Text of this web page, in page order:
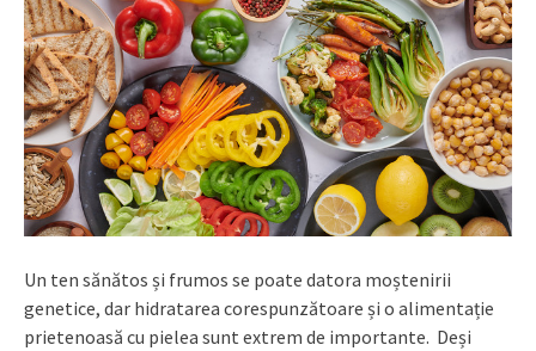
Un ten sănătos și frumos se poate datora moștenirii
genetice, dar hidratarea corespunzătoare și o alimentație
prietenoasă cu pielea sunt extrem de importante. Deși